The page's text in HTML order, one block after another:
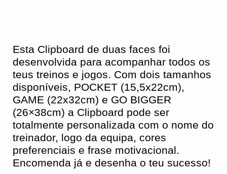
Esta Clipboard de duas faces foi
desenvolvida para acompanhar todos os
teus treinos e jogos. Com dois tamanhos
disponíveis, POCKET (15,5x22cm),
GAME (22x32cm) e GO BIGGER
(26×38cm) a Clipboard pode ser
totalmente personalizada com o nome do
treinador, logo da equipa, cores
preferenciais e frase motivacional.
Encomenda já e desenha o teu sucesso!